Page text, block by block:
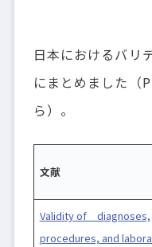
日本におけるバリ
にまとめました（
ら）。
文献
Validity of diagnoses,
procedures, and